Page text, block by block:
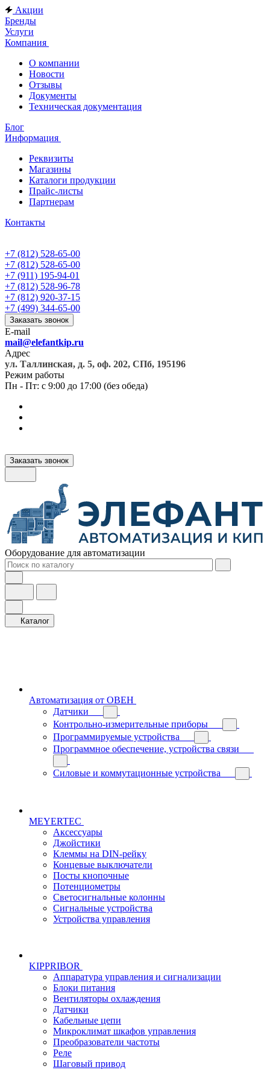
Акции
Бренды
Услуги
Компания
О компании
Новости
Отзывы
Документы
Техническая документация
Блог
Информация
Реквизиты
Магазины
Каталоги продукции
Прайс-листы
Партнерам
Контакты
+7 (812) 528-65-00
+7 (812) 528-65-00
+7 (911) 195-94-01
+7 (812) 528-96-78
+7 (812) 920-37-15
+7 (499) 344-65-00
Заказать звонок
E-mail
mail@elefantkip.ru
Адрес
ул. Таллинская, д. 5, оф. 202, СПб, 195196
Режим работы
Пн - Пт: с 9:00 до 17:00 (без обеда)
Заказать звонок
Оборудование для автоматизации
Каталог
Автоматизация от ОВЕН
Датчики
Контрольно-измерительные приборы
Программируемые устройства
Программное обеспечение, устройства связи
Силовые и коммутационные устройства
MEYERTEC
Аксессуары
Джойстики
Клеммы на DIN-рейку
Концевые выключатели
Посты кнопочные
Потенциометры
Светосигнальные колонны
Сигнальные устройства
Устройства управления
KIPPRIBOR
Аппаратура управления и сигнализации
Блоки питания
Вентиляторы охлаждения
Датчики
Кабельные цепи
Микроклимат шкафов управления
Преобразователи частоты
Реле
Шаговый привод